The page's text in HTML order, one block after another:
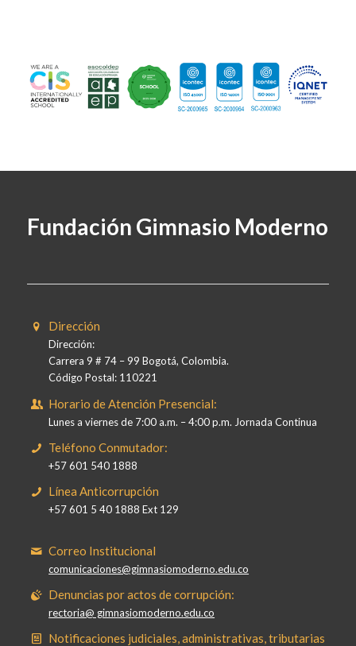
Fundación Gimnasio Moderno
Dirección
Dirección:
Carrera 9 # 74 – 99 Bogotá, Colombia.
Código Postal: 110221
Horario de Atención Presencial:
Lunes a viernes de 7:00 a.m. – 4:00 p.m. Jornada Continua
Teléfono Conmutador:
+57 601 540 1888
Línea Anticorrupción
+57 601 5 40 1888 Ext 129
Correo Institucional
comunicaciones@gimnasiomoderno.edu.co
Denuncias por actos de corrupción:
rectoria@ gimnasiomoderno.edu.co
Notificaciones judiciales, administrativas, tributarias